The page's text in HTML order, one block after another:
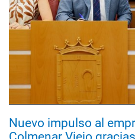
Nuevo impulso al